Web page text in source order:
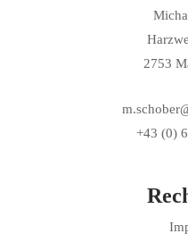
2753
+43 (0)